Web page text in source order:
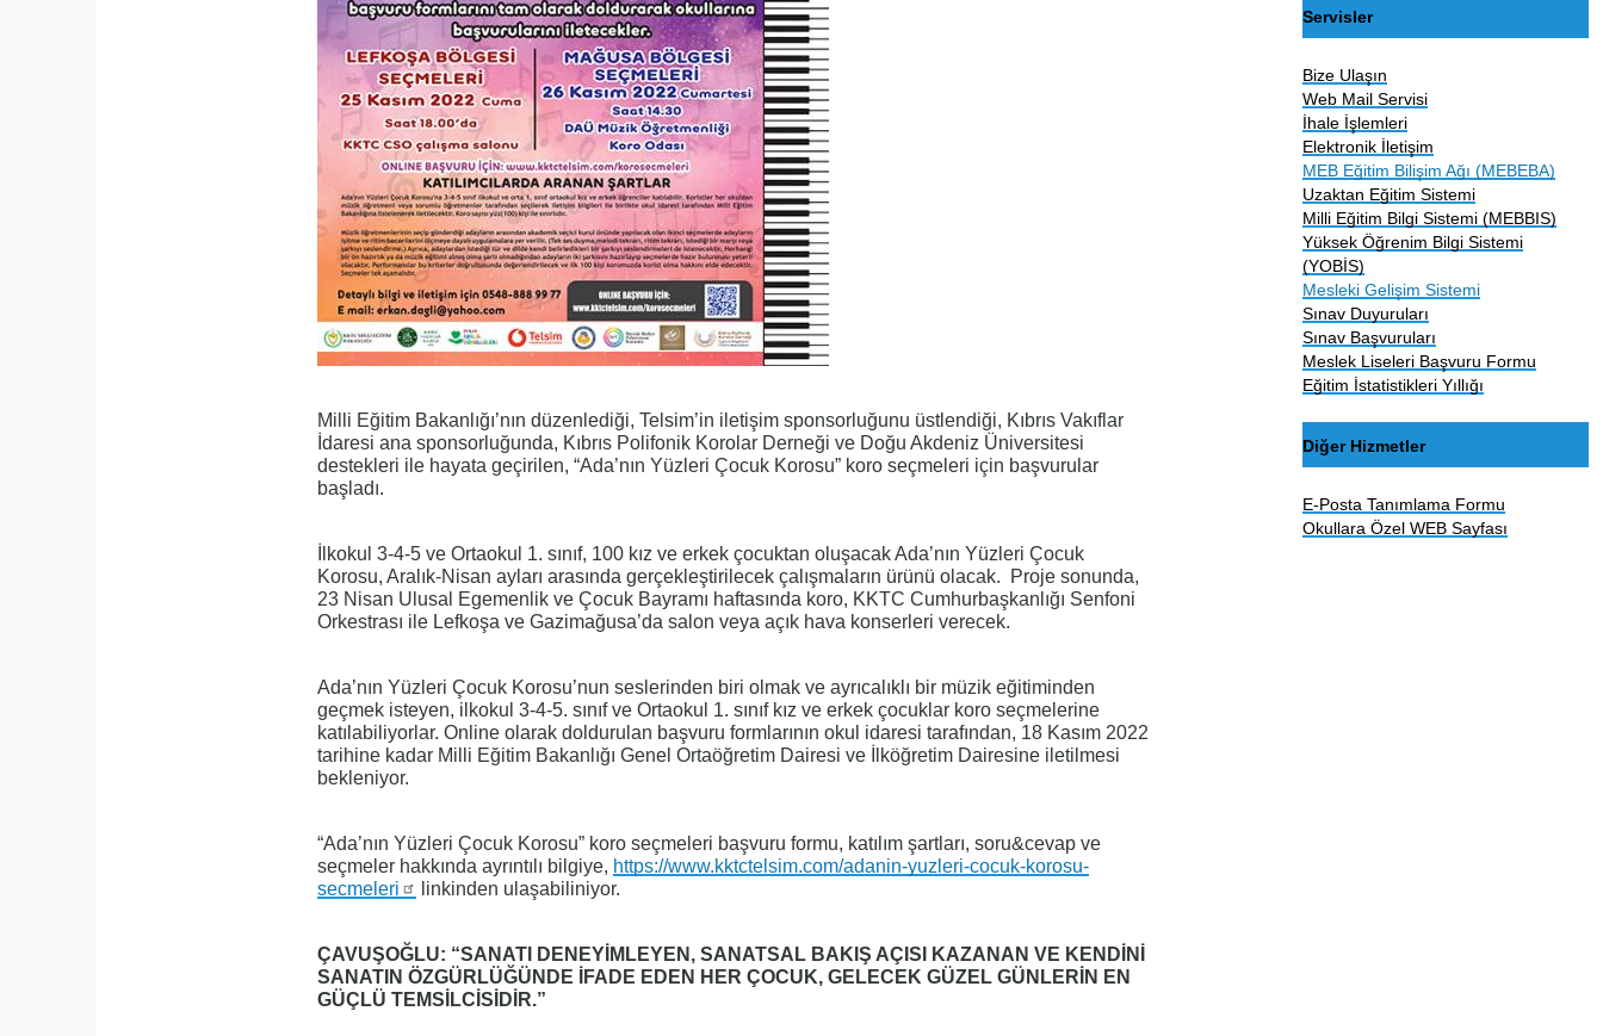
Milli Eğitim Bakanlığı’nın düzenlediği, Telsim’in iletişim sponsorluğunu üstlendiği, Kıbrıs Vakıflar
İdaresi ana sponsorluğunda, Kıbrıs Polifonik Korolar Derneği ve Doğu Akdeniz Üniversitesi
destekleri ile hayata geçirilen, “Ada’nın Yüzleri Çocuk Korosu” koro seçmeleri için başvurular
başladı.
İlkokul 3-4-5 ve Ortaokul 1. sınıf, 100 kız ve erkek çocuktan oluşacak Ada’nın Yüzleri Çocuk
Korosu, Aralık-Nisan ayları arasında gerçekleştirilecek çalışmaların ürünü olacak. Proje sonunda,
23 Nisan Ulusal Egemenlik ve Çocuk Bayramı haftasında koro, KKTC Cumhurbaşkanlığı Senfoni
Orkestrası ile Lefkoşa ve Gazimağusa’da salon veya açık hava konserleri verecek.
Ada’nın Yüzleri Çocuk Korosu’nun seslerinden biri olmak ve ayrıcalıklı bir müzik eğitiminden
geçmek isteyen, ilkokul 3-4-5. sınıf ve Ortaokul 1. sınıf kız ve erkek çocuklar koro seçmelerine
katılabiliyorlar. Online olarak doldurulan başvuru formlarının okul idaresi tarafından, 18 Kasım 2022
tarihine kadar Milli Eğitim Bakanlığı Genel Ortaöğretim Dairesi ve İlköğretim Dairesine iletilmesi
bekleniyor.
“Ada’nın Yüzleri Çocuk Korosu” koro seçmeleri başvuru formu, katılım şartları, soru&cevap ve
seçmeler hakkında ayrıntılı bilgiye, https://www.kktctelsim.com/adanin-yuzleri-cocuk-korosu-
secmeleri
linkinden ulaşabiliniyor.
ÇAVUŞOĞLU: “SANATI DENEYİMLEYEN, SANATSAL BAKIŞ AÇISI KAZANAN VE KENDİNİ
SANATIN ÖZGÜRLÜĞÜNDE İFADE EDEN HER ÇOCUK, GELECEK GÜZEL GÜNLERİN EN
GÜÇLÜ TEMSİLCİSİDİR.”
Servisler
Bize Ulaşın
Web Mail Servisi
İhale İşlemleri
Elektronik İletişim
MEB Eğitim Bilişim Ağı (MEBEBA)
Uzaktan Eğitim Sistemi
Milli Eğitim Bilgi Sistemi (MEBBIS)
Yüksek Öğrenim Bilgi Sistemi
(YOBİS)
Mesleki Gelişim Sistemi
Sınav Duyuruları
Sınav Başvuruları
Meslek Liseleri Başvuru Formu
Eğitim İstatistikleri Yıllığı
Diğer Hizmetler
E-Posta Tanımlama Formu
Okullara Özel WEB Sayfası